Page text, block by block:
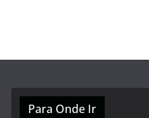
Para Onde Ir